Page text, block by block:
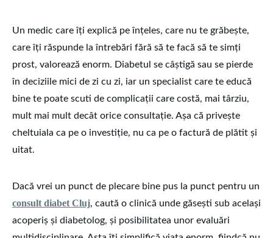
Un medic care îți explică pe înțeles, care nu te grăbește,
care îți răspunde la întrebări fără să te facă să te simți
prost, valorează enorm. Diabetul se câștigă sau se pierde
în deciziile mici de zi cu zi, iar un specialist care te educă
bine te poate scuti de complicații care costă, mai târziu,
mult mai mult decât orice consultație. Așa că privește
cheltuiala ca pe o investiție, nu ca pe o factură de plătit și
uitat.
Dacă vrei un punct de plecare bine pus la punct pentru un
consult diabet Cluj, caută o clinică unde găsești sub același
acoperiș și diabetolog, și posibilitatea unor evaluări